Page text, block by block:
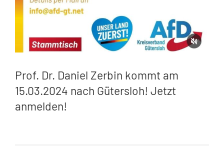
Prof. Dr. Daniel Zerbin kommt am
15.03.2024 nach Gütersloh! Jetzt
anmelden!